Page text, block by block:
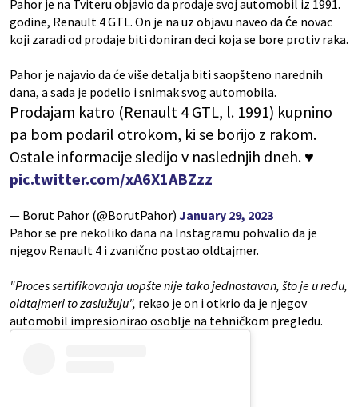
Pahor je na Tviteru objavio da prodaje svoj automobil iz 1991.
godine, Renault 4 GTL. On je na uz objavu naveo da će novac
koji zaradi od prodaje biti doniran deci koja se bore protiv raka.
Pahor je najavio da će više detalja biti saopšteno narednih
dana, a sada je podelio i snimak svog automobila.
Prodajam katro (Renault 4 GTL, l. 1991) kupnino
pa bom podaril otrokom, ki se borijo z rakom.
Ostale informacije sledijo v naslednjih dneh. ♥️
pic.twitter.com/xA6X1ABZzz
— Borut Pahor (@BorutPahor) January 29, 2023
Pahor se pre nekoliko dana na Instagramu pohvalio da je
njegov Renault 4 i zvanično postao oldtajmer.
"Proces sertifikovanja uopšte nije tako jednostavan, što je u redu,
oldtajmeri ​​to zaslužuju", rekao je on i otkrio da je njegov
automobil impresionirao osoblje na tehničkom pregledu.